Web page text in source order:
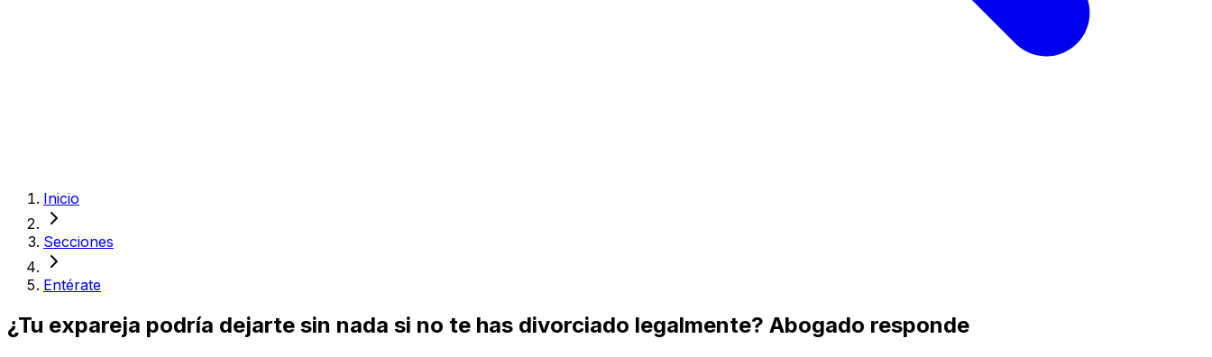
Inicio
Secciones
Entérate
¿Tu expareja podría dejarte sin nada si no te has divorciado legalmente? Abogado responde